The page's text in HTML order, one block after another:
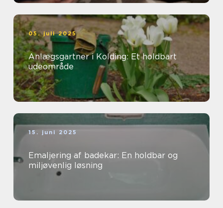
05. juli 2025
Anlægsgartner i Kolding: Et holdbart
udeområde
15. juni 2025
Emaljering af badekar: En holdbar og
miljøvenlig løsning